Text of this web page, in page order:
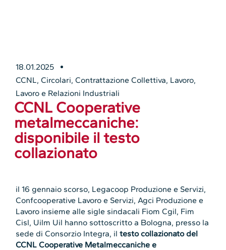
18.01.2025
CCNL,Circolari,Contrattazione Collettiva, Lavoro,
Lavoro e Relazioni Industriali
CCNL Cooperative
metalmeccaniche:
disponibile il testo
collazionato
il 16 gennaio scorso, Legacoop Produzione e Servizi,
Confcooperative Lavoro e Servizi, Agci Produzione e
Lavoro insieme alle sigle sindacali Fiom Cgil, Fim
Cisl, Uilm Uil hanno sottoscritto a Bologna, presso la
sede di Consorzio Integra, iltesto collazionato del
CCNL Cooperative Metalmeccaniche e